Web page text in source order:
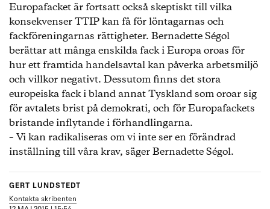
Europafacket är fortsatt också skeptiskt till vilka
konsekvenser TTIP kan få för löntagarnas och
fackföreningarnas rättigheter. Bernadette Ségol
berättar att många enskilda fack i Europa oroas för
hur ett framtida handelsavtal kan påverka arbetsmiljö
och villkor negativt. Dessutom finns det stora
europeiska fack i bland annat Tyskland som oroar sig
för avtalets brist på demokrati, och för Europafackets
bristande inflytande i förhandlingarna.
– Vi kan radikaliseras om vi inte ser en förändrad
inställning till våra krav, säger Bernadette Ségol.
GERT LUNDSTEDT
Kontakta skribenten